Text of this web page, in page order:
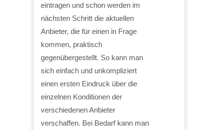
eintragen und schon werden im
nächsten Schritt die aktuellen
Anbieter, die für einen in Frage
kommen, praktisch
gegenübergestellt. So kann man
sich einfach und unkompliziert
einen ersten Eindruck über die
einzelnen Konditionen der
verschiedenen Anbieter
verschaffen. Bei Bedarf kann man